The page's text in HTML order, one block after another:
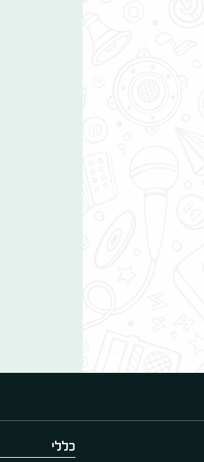
כללי